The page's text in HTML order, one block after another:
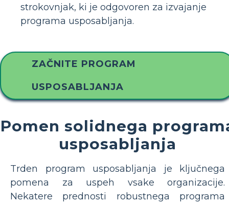
strokovnjak, ki je odgovoren za izvajanje
programa usposabljanja.
ZAČNITE PROGRAM
USPOSABLJANJA
Pomen solidnega
usposabljanja
Trden program usposabljanja je ključnega
pomena za uspeh vsake organizacije.
Nekatere prednosti robustnega programa